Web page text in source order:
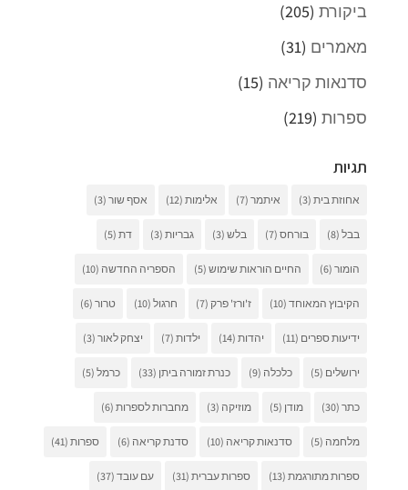
ביקורת(205)
מאמרים (31)
סדנאות קריאה (15)
ספרות(219)
תגיות
אחוזת בית(3) איתמר(7) אלימות(12) אסף שור(3)
בבל(8) בורחס(7) בלש(3) גבריות(3) דת(5)
הומור(6) החיים הוראות שימוש(5) הספריה החדשה (10)
הקיבוץ המאוחד(10) ז'ורז' פרק(7) חרגול(10) טרור(6)
ידיעות ספרים (11) יהדות(14) ילדות(7) יצחק לאור(3)
ירושלים (5) כלכלה (9) כנרת זמורה ביתן (33) כרמל(5)
כתר(30) מודן (5) מוזיקה (3) מחברות לספרות(6)
מלחמה (5) סדנאות קריאה (10) סדנת קריאה (6) ספרות(41)
ספרות מתורגמת(13) ספרות עברית(31) עם עובד(37)